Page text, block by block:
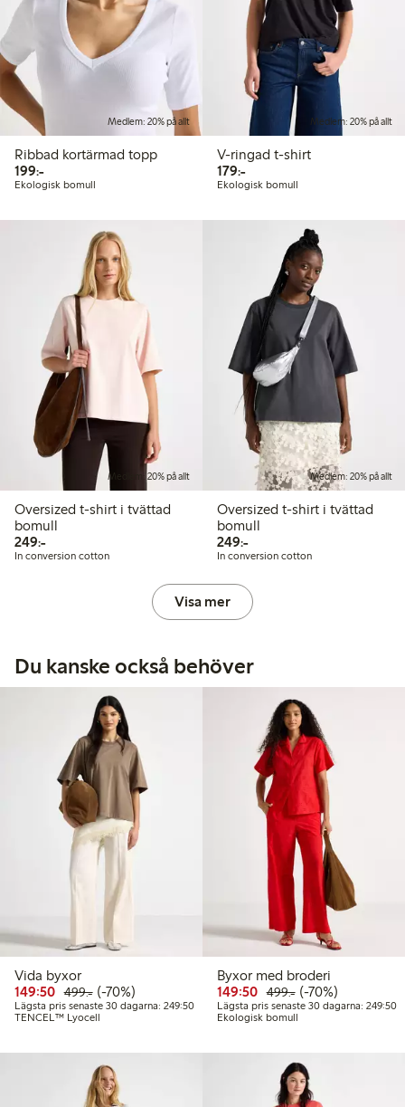
Medlem: 20% på allt
Ribbad kortärmad topp
199:-199,00 kr
Ekologisk bomull
Medlem: 20% på allt
V-ringad t-shirt
179:-179,00 kr
Ekologisk bomull
Medlem: 20% på allt
Oversized t-shirt i tvättad
bomull
249:-249,00 kr
In conversion cotton
Medlem: 20% på allt
Oversized t-shirt i tvättad
bomull
249:-249,00 kr
In conversion cotton
Visa mer
Du kanske också behöver
Vida byxor
149:50 Rabatterat pris: 149,50 kr
499:-Ordinarie pris: 499,00 kr
70% rabatt
(-70%)
Lägsta pris senaste 30 dagarna: 249:50Lägsta pris senaste 30 dagarna: 249,50 kr
TENCEL™ Lyocell
Byxor med broderi
149:50 Rabatterat pris: 149,50
499:-Ordinarie pris:
70% rabatt
(-70%)
Lägsta pris senaste 30 dagarna: 249:50
Ekologisk bomull